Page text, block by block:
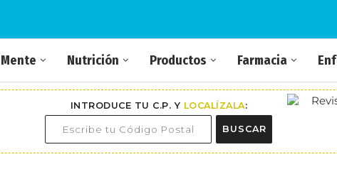
Mente Nutrición Productos Farmacia
INTRODUCE TU C.P. Y LOCALÍZALA:
BUSCAR